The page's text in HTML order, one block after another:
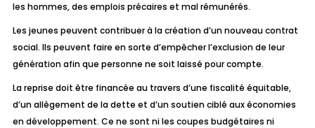
les hommes, des emplois précaires et mal rémunérés.
Les jeunes peuvent contribuer à la création d’un nouveau contrat
social. Ils peuvent faire en sorte d’empêcher l’exclusion de leur
génération afin que personne ne soit laissé pour compte.
La reprise doit être financée au travers d’une fiscalité équitable,
d’un allègement de la dette et d’un soutien ciblé aux économies
en développement. Ce ne sont ni les coupes budgétaires ni